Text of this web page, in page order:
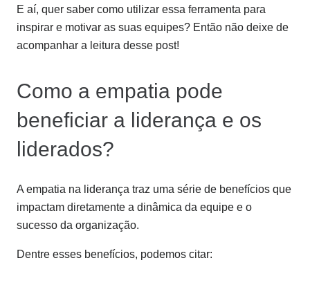
E aí, quer saber como utilizar essa ferramenta para
inspirar e motivar as suas equipes? Então não deixe de
acompanhar a leitura desse post!
Como a empatia pode
beneficiar a liderança e os
liderados?
A empatia na liderança traz uma série de benefícios que
impactam diretamente a dinâmica da equipe e o
sucesso da organização.
Dentre esses benefícios, podemos citar: